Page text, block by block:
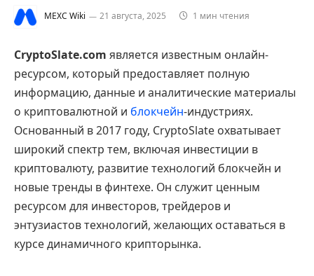
MEXC Wiki 21 августа, 2025 1 мин чтения
CryptoSlate.com является известным онлайн-
ресурсом, который предоставляет полную
информацию, данные и аналитические материалы
о криптовалютной и блокчейн-индустриях.
Основанный в 2017 году, CryptoSlate охватывает
широкий спектр тем, включая инвестиции в
криптовалюту, развитие технологий блокчейн и
новые тренды в финтехе. Он служит ценным
ресурсом для инвесторов, трейдеров и
энтузиастов технологий, желающих оставаться в
курсе динамичного крипторынка.